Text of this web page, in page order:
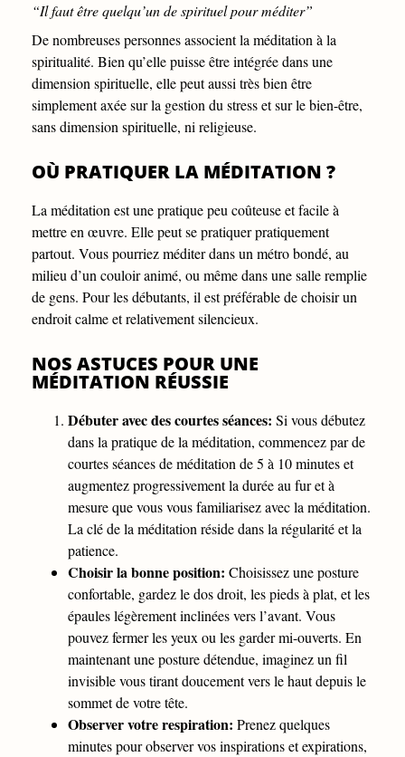
“Il faut être quelqu’un de spirituel pour méditer”
De nombreuses personnes associent la méditation à la
spiritualité. Bien qu’elle puisse être intégrée dans une
dimension spirituelle, elle peut aussi très bien être
simplement axée sur la gestion du stress et sur le bien-être,
sans dimension spirituelle, ni religieuse.
OÙ PRATIQUER LA MÉDITATION ?
La méditation est une pratique peu coûteuse et facile à
mettre en œuvre. Elle peut se pratiquer pratiquement
partout. Vous pourriez méditer dans un métro bondé, au
milieu d’un couloir animé, ou même dans une salle remplie
de gens. Pour les débutants, il est préférable de choisir un
endroit calme et relativement silencieux.
NOS ASTUCES POUR UNE
MÉDITATION RÉUSSIE
Débuter avec des courtes séances: Si vous débutez
dans la pratique de la méditation, commencez par de
courtes séances de méditation de 5 à 10 minutes et
augmentez progressivement la durée au fur et à
mesure que vous vous familiarisez avec la méditation.
La clé de la méditation réside dans la régularité et la
patience.
Choisir la bonne position: Choisissez une posture
confortable, gardez le dos droit, les pieds à plat, et les
épaules légèrement inclinées vers l’avant. Vous
pouvez fermer les yeux ou les garder mi-ouverts. En
maintenant une posture détendue, imaginez un fil
invisible vous tirant doucement vers le haut depuis le
sommet de votre tête.
Observer votre respiration: Prenez quelques
minutes pour observer vos inspirations et expirations,